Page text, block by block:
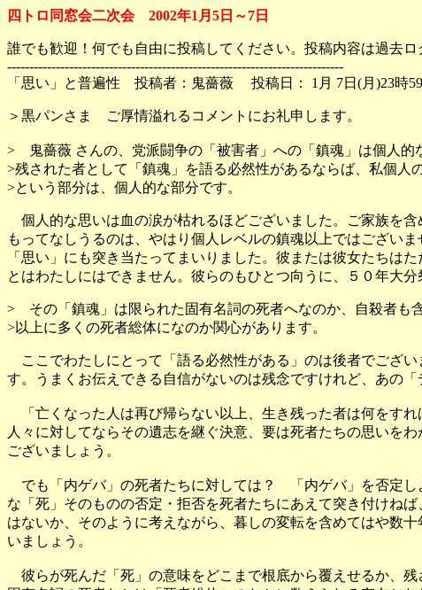
四トロ同窓会二次会 2002年1月5日～7日
誰でも歓迎！何でも自由に投稿してください。投稿内容は過去
----------------------------------------------------------------------------
「思い」と普遍性 投稿者：鬼薔薇 投稿日： 1月 7日(月)23時
＞黒パンさま ご厚情溢れるコメントにお礼申します。
> 鬼薔薇 さんの、党派闘争の「被害者」への「鎮魂」は個人的
>残された者として「鎮魂」を語る必然性があるならば、私個人
>という部分は、個人的な部分です。
個人的な思いは血の涙が枯れるほどございました。ご家族を
もってなしうるのは、やはり個人レベルの鎮魂以上ではござい
「思い」にも突き当たってまいりました。彼または彼女たちは
とはわたしにはできません。彼らのもひとつ向うに、５０年大
> その「鎮魂」は限られた固有名詞の死者へなのか、自殺者も
>以上に多くの死者総体になのか関心があります。
ここでわたしにとって「語る必然性がある」のは後者でござ
す。うまくお伝えできる自信がないのは残念ですけれど、あの
「亡くなった人は再び帰らない以上、生き残った者は何をす
人々に対してならその遺志を継ぐ決意、要は死者たちの思いを
ございましょう。
でも「内ゲバ」の死者たちに対しては？ 「内ゲバ」を否定し
な「死」そのものの否定・拒否を死者たちにあえて突き付けね
はないか、そのように考えながら、暮しの変転を含めてはや数
いましょう。
彼らが死んだ「死」の意味をどこまで根底から覆えせるか、